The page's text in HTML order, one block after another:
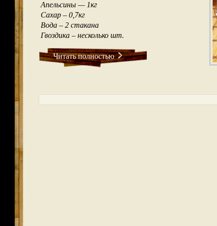
Апельсины — 1кг
Сахар – 0,7кг
Вода – 2 стакана
Гвоздика – несколько шт.
Читать полностью